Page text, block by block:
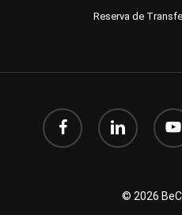
Reserva de
Facebook LinkedIn
© 2026